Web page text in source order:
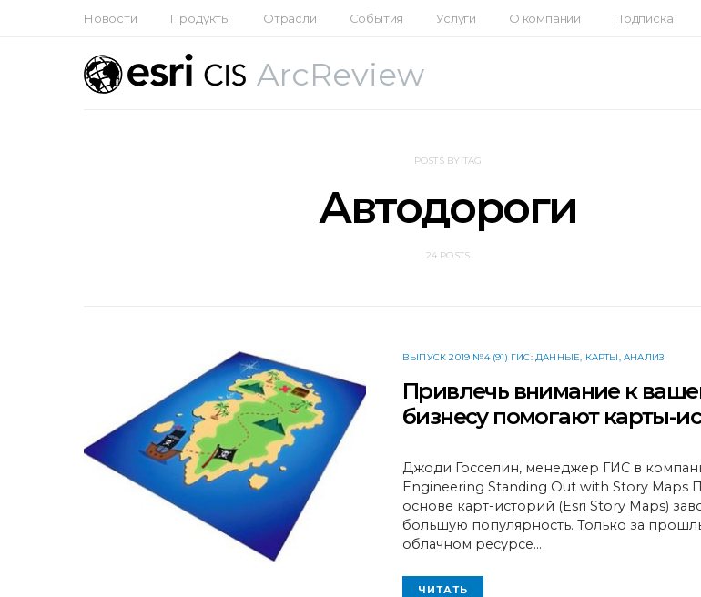
Новости Продукты Отрасли События Услуги О компании Подписка
ArcReview
POSTS BY TAG
Автодороги
24 POSTS
ВЫПУСК 2019 №4 (91) ГИС: ДАННЫЕ, КАРТЫ, АНАЛИЗ
Привлечь внимание к
бизнесу помогают карты-
Джоди Госселин, менеджер ГИС в
Engineering Standing Out with Story Maps
основе карт-историй (Esri Story Maps)
большую популярность. Только за
облачном ресурсе…
ЧИТАТЬ